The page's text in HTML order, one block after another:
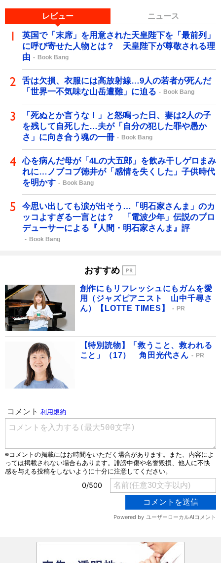
レビュー ニュース
英国で「末席」を用意された天皇陛下を「最前列」
に呼び寄せた人物とは？ 天皇陛下が尊敬される理
由
Book Bang
舌は欠損、衣服には高放射線…9人の若者が死んだ
「世界一不気味な山岳遭難」に迫る
Book Bang
「死ぬとか言うな！」と怒鳴った日、妻は2人の子
を残して自死した…夫が「自分の犯した罪や愚か
さ」に向き合う魂の一冊
Book Bang
心を病んだ母が「4Lの大五郎」を飲み干しゲロまみ
れに…ノブコブ徳井が「感情を失くした」子供時代
を明かす
Book Bang
今思い出しても涙が出そう…「明石家さんま」のカ
ッコよすぎる一言とは？ 「電波少年」伝説のプロ
デューサーによる『人間・明石家さんま』評
Book Bang
おすすめ
創作にもリフレッシュにもガムを愛
用（ジャズピアニスト 山中千尋さ
ん）【LOTTE TIMES】
PR
【特別読物】「救うこと、救われる
こと」（17） 角田光代さん
PR